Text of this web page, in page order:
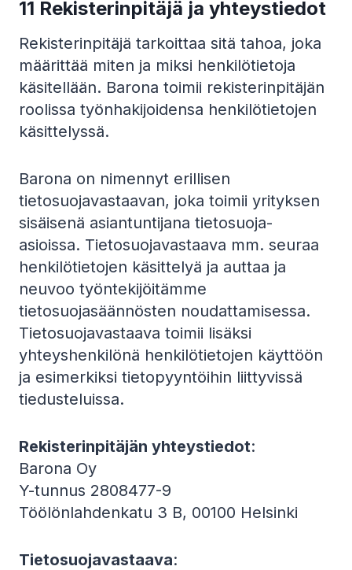
11 Rekisterinpitäjä ja yhteystiedot
Rekisterinpitäjä tarkoittaa sitä tahoa, joka
määrittää miten ja miksi henkilötietoja
käsitellään. Barona toimii rekisterinpitäjän
roolissa työnhakijoidensa henkilötietojen
käsittelyssä.
Barona on nimennyt erillisen
tietosuojavastaavan, joka toimii yrityksen
sisäisenä asiantuntijana tietosuoja-
asioissa. Tietosuojavastaava mm. seuraa
henkilötietojen käsittelyä ja auttaa ja
neuvoo työntekijöitämme
tietosuojasäännösten noudattamisessa.
Tietosuojavastaava toimii lisäksi
yhteyshenkilönä henkilötietojen käyttöön
ja esimerkiksi tietopyyntöihin liittyvissä
tiedusteluissa.
Rekisterinpitäjän yhteystiedot:
Barona Oy
Y-tunnus 2808477-9
Töölönlahdenkatu 3 B, 00100 Helsinki
Tietosuojavastaava: